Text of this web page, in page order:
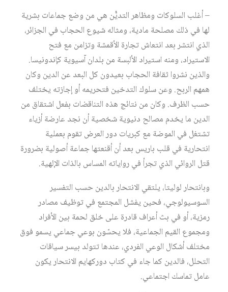
– أغلب السلوكات ومظاهر التديُّن هي من وضع جماعات بشرية
لها في ذلك مصلحة مادية، ومثاله شيوع الحجاب في الجزائر،
الذي انتشر بعد انتعاش تجارة الأقمشة وتزامن مع فتح
الاستيراد، ومنه استيراد الألبسة من بلدان آسيوية كإندونيسا.
والذين نشروا ثقافة الحجاب بعيدون كل البعد عن الدين وكان
همهم الربح. وعن سلوك التدخين فتحريمه أو إجازته يختلف
حسب الظرف. وكان من نتائج هذه التناقضات بفعل اشتقاق من
الدين ما يخدم مصالح دنيوية شخصية أن نجد عارضة أزياء
تشتغل في الموضة مع كبريات دور العرض تقوم بعملية
انتحارية في قلب باريس بعد أن أقنعتها جماعة أصولية بضرورة
قتل الروائي الذي تجرأ في رواياته المساس بالذات الإلهية.
وبانتحار لوليتا، يلتقي الانتحار بالدين حسب التفسير
السوسيولوجي، فحين يفشل المجتمع في توظيف مصادر
رمزية، أو في بث أعراف قادرة على خلق لحمة بين الأفراد
ومجموع القيم الجماعية، فلا يحسّون بوعي جماعي يسمو فوق
مختلف أشكال الوعي الفردي، عندها تتولد بيسر سياقات
التحلل، فالدين كما جاء في كتاب دوركهايم الانتحار يكون
عامل تماسك اجتماعي.